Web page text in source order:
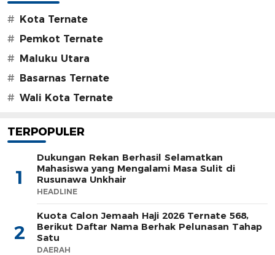
# Kota Ternate
# Pemkot Ternate
# Maluku Utara
# Basarnas Ternate
# Wali Kota Ternate
TERPOPULER
1
Dukungan Rekan Berhasil Selamatkan
Mahasiswa yang Mengalami Masa Sulit di
Rusunawa Unkhair
HEADLINE
2
Kuota Calon Jemaah Haji 2026 Ternate 568,
Berikut Daftar Nama Berhak Pelunasan Tahap
Satu
DAERAH